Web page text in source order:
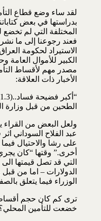
بدراستها في بعض
المختلفة التي لم
فعند رجوعنا إلى ما
الاستيراد لحكومة
الكبير للأموال
مصدر مهم لأقساط
الأخبار ذات العلاقة:
الطحين من قبل وزارة
ولعل البعض من القراء
عبد الفلاح السوداني
على رشا والاحتيال
أخرى.” وقتها “كان
التي قد تصل قيمتها
الدولارات – اما من
الوزراء فيما يتعلق
ترى كم كان حجم أقساط
خضعت للتأمين